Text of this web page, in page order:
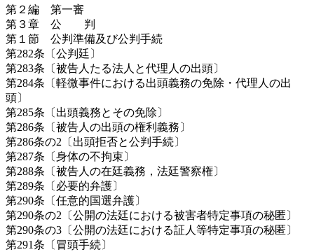
第２編 第一審
第３章 公 判
第１節 公判準備及び公判手続
第282条〔公判廷〕
第283条〔被告人たる法人と代理人の出頭〕
第284条〔軽微事件における出頭義務の免除・代理人の出
頭〕
第285条〔出頭義務とその免除〕
第286条〔被告人の出頭の権利義務〕
第286条の2〔出頭拒否と公判手続〕
第287条〔身体の不拘束〕
第288条〔被告人の在廷義務，法廷警察権〕
第289条〔必要的弁護〕
第290条〔任意的国選弁護〕
第290条の2〔公開の法廷における被害者特定事項の秘匿〕
第290条の3〔公開の法廷における証人等特定事項の秘匿〕
第291条〔冒頭手続〕